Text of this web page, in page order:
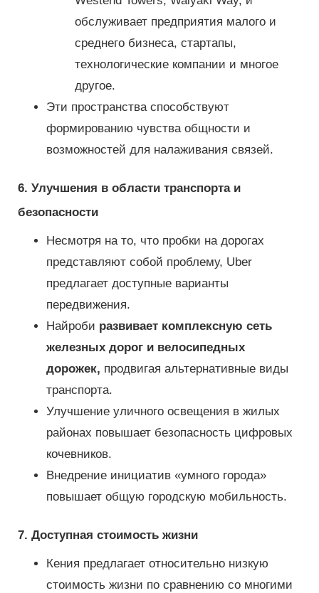
обслуживает предприятия малого и
среднего бизнеса, стартапы,
технологические компании и многое
другое.
Эти пространства способствуют
формированию чувства общности и
возможностей для налаживания связей.
6. Улучшения в области транспорта и
безопасности
Несмотря на то, что пробки на дорогах
представляют собой проблему, Uber
предлагает доступные варианты
передвижения.
Найроби развивает комплексную сеть
железных дорог и велосипедных
дорожек, продвигая альтернативные виды
транспорта.
Улучшение уличного освещения в жилых
районах повышает безопасность цифровых
кочевников.
Внедрение инициатив «умного города»
повышает общую городскую мобильность.
7. Доступная стоимость жизни
Кения предлагает относительно низкую
стоимость жизни по сравнению со многими